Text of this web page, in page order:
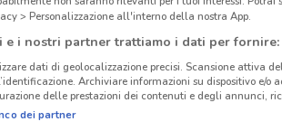
vicinanze
GELA
> Personalizzazione all'interno della nostra App.
e i nostri partner trattiamo i dati per fornire:
dati di geolocalizzazione precisi. Scansione attiva
Archiviare informazioni su dispositivo e/o
delle prestazioni dei contenuti e degli annunci,
dei partner